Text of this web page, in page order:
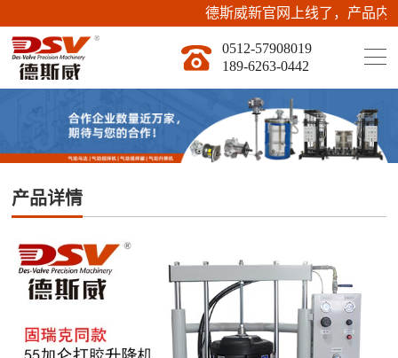
德斯威新官网上线了，产品内容持续上传更
0512-57908019
189-6263-0442
产品详情